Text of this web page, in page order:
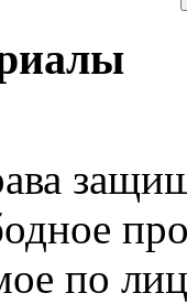
по